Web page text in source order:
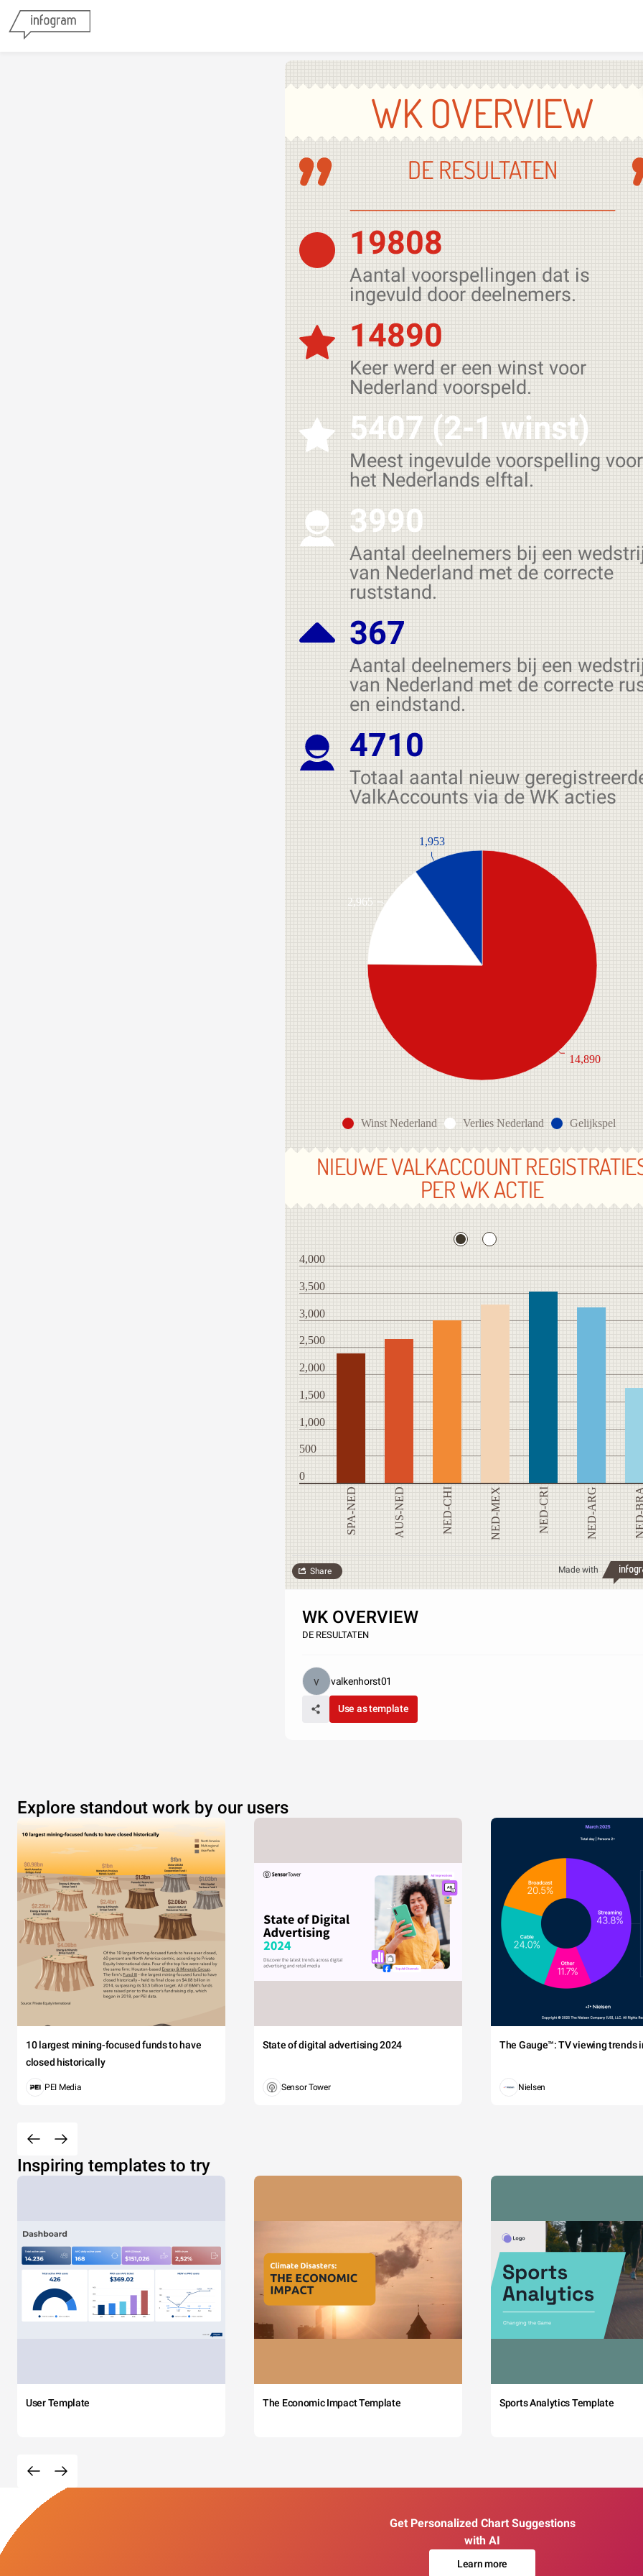
WK OVERVIEW
DE RESULTATEN
19808
Aantal voorspellingen dat is
ingevuld door deelnemers.
14890
Keer werd er een winst voor
Nederland voorspeld.
5407 (2-1 winst)
Meest ingevulde voorspelling voor
het Nederlands elftal.
3990
Aantal deelnemers bij een
van Nederland met de correcte
ruststand.
367
Aantal deelnemers bij een
van Nederland met de correcte
en eindstand.
4710
Totaal aantal nieuw
ValkAccounts via de WK acties
Winst Nederland Verlies Nederland Gelijkspel
14,890
2,965
1,953
NIEUWE VALKACCOUNT
PER WK ACTIE
4,000
3,500
3,000
2,500
2,000
1,500
1,000
500
0
SPA-NED AUS-NED NED-CHI NED-MEX NED-CRI NED-ARG
Made with
Share
WK OVERVIEW
DE RESULTATEN
valkenhorst01
Use as template
Explore standout work by our users
10 largest mining-focused funds to have
closed historically
PEI Media
State of digital advertising 2024
Sensor Tower
The Gauge™: TV viewing trends
Nielsen
Inspiring templates to try
User Template The Economic Impact Template Sports Analytics Template
Get Personalized Chart Suggestions
with AI
Learn more